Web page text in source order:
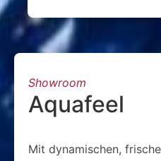
Showroom
Aquafeel
Mit dynamischen,